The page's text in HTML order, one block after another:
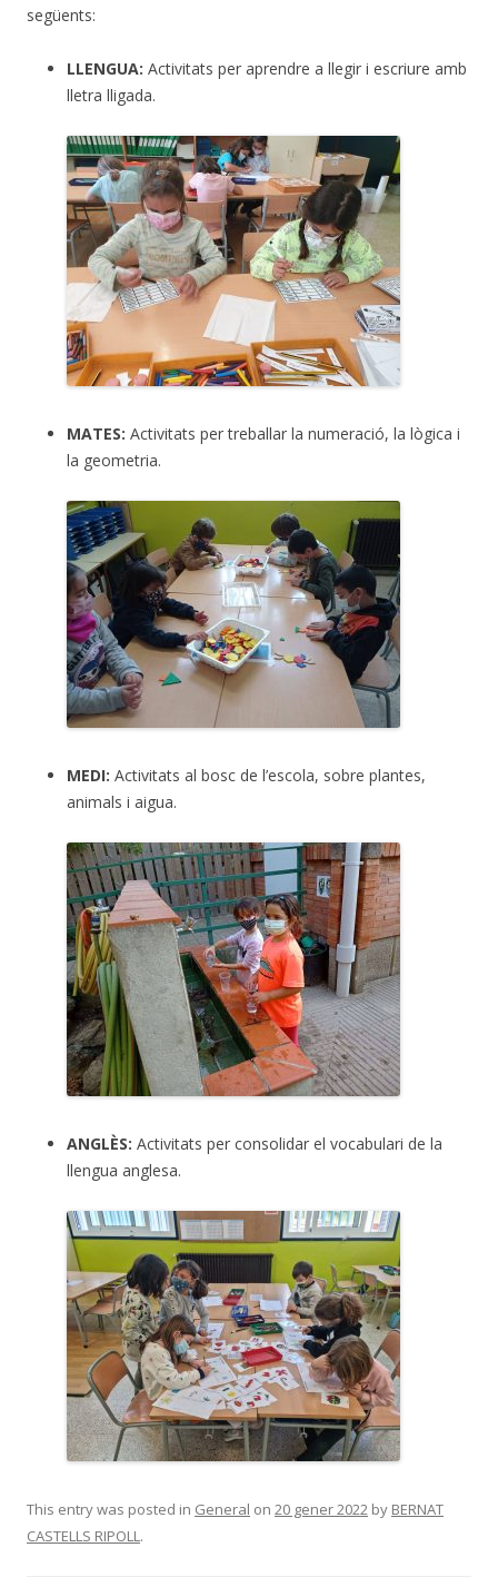
següents:
LLENGUA: Activitats per aprendre a llegir i escriure amb
lletra lligada.
MATES: Activitats per treballar la numeració, la lògica i
la geometria.
MEDI: Activitats al bosc de l’escola, sobre plantes,
animals i aigua.
ANGLÈS: Activitats per consolidar el vocabulari de la
llengua anglesa.
This entry was posted in General on 20 gener 2022 by BERNAT
CASTELLS RIPOLL .